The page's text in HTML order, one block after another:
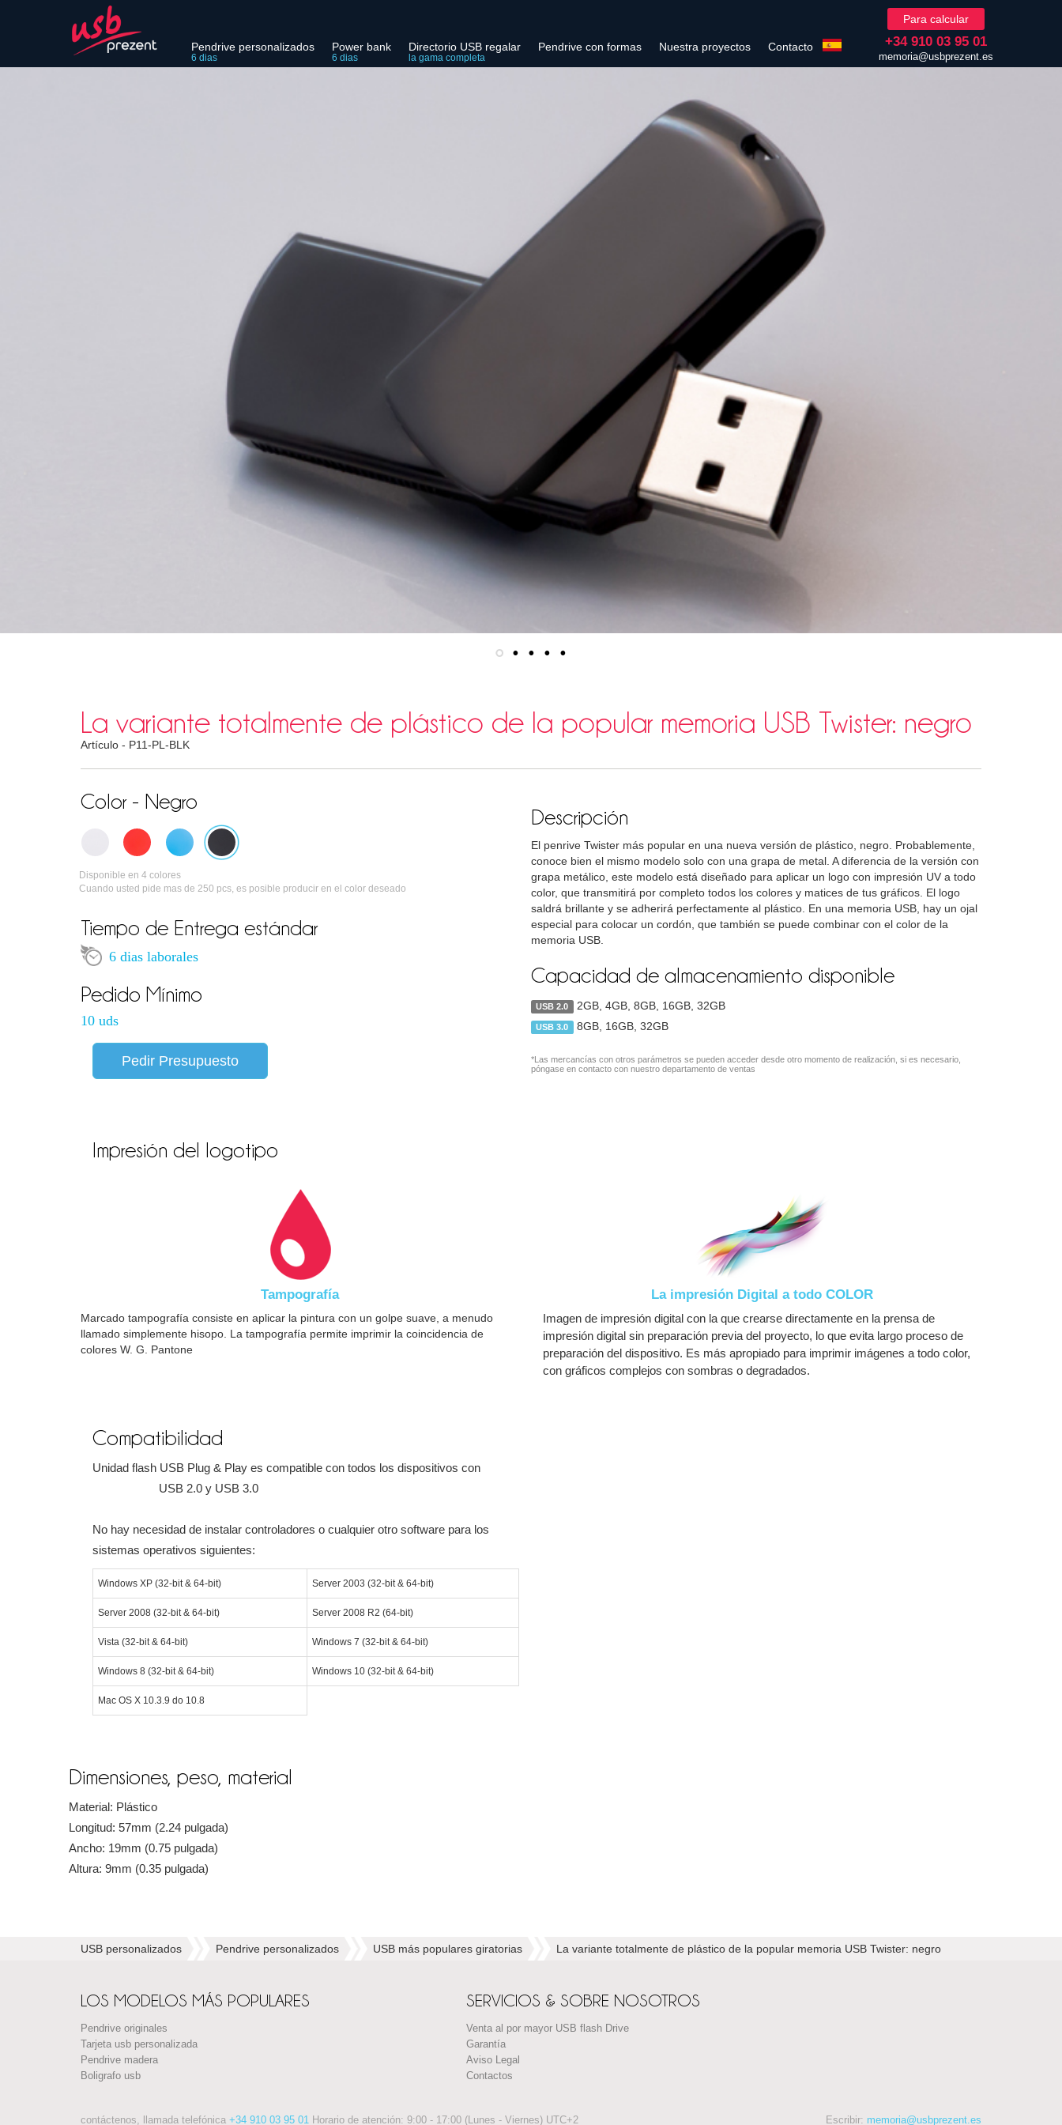
Pendrive personalizados
6 dias
Power bank
6 dias
Directorio USB regalar
la gama completa
Pendrive con formas Nuestra proyectos Contacto
Para calcular
+34 910 03 95 01
memoria@usbprezent.es
La variante totalmente de plástico de la popular memoria USB Twister: negro
Artículo - P11-PL-BLK
Color - Negro
Disponible en 4 colores
Cuando usted pide mas de 250 pcs, es posible producir en el color deseado
Tiempo de Entrega estándar
6 dias laborales
Pedido Mínimo
10 uds
Pedir Presupuesto
Descripción
El penrive Twister más popular en una nueva versión de plástico, negro. Probablemente,
conoce bien el mismo modelo solo con una grapa de metal. A diferencia de la versión con
grapa metálico, este modelo está diseñado para aplicar un logo con impresión UV a todo
color, que transmitirá por completo todos los colores y matices de tus gráficos. El logo
saldrá brillante y se adherirá perfectamente al plástico. En una memoria USB, hay un ojal
especial para colocar un cordón, que también se puede combinar con el color de la
memoria USB.
Capacidad de almacenamiento disponible
USB 2.0 2GB, 4GB, 8GB, 16GB, 32GB
USB 3.0 8GB, 16GB, 32GB
*Las mercancías con otros parámetros se pueden acceder desde otro momento de realización, si es necesario,
póngase en contacto con nuestro departamento de ventas
Impresión del logotipo
Tampografía
Marcado tampografía consiste en aplicar la pintura con un golpe suave, a menudo
llamado simplemente hisopo. La tampografía permite imprimir la coincidencia de
colores W. G. Pantone
La impresión Digital a todo COLOR
Imagen de impresión digital con la que crearse directamente en la prensa de
impresión digital sin preparación previa del proyecto, lo que evita largo proceso de
preparación del dispositivo. Es más apropiado para imprimir imágenes a todo color,
con gráficos complejos con sombras o degradados.
Compatibilidad
Unidad flash USB Plug & Play es compatible con todos los dispositivos con
USB 2.0 y USB 3.0
No hay necesidad de instalar controladores o cualquier otro software para los
sistemas operativos siguientes:
Windows XP (32-bit & 64-bit) Server 2003 (32-bit & 64-bit)
Server 2008 (32-bit & 64-bit) Server 2008 R2 (64-bit)
Vista (32-bit & 64-bit) Windows 7 (32-bit & 64-bit)
Windows 8 (32-bit & 64-bit) Windows 10 (32-bit & 64-bit)
Mac OS X 10.3.9 do 10.8
Dimensiones, peso, material
Material: Plástico
Longitud: 57mm (2.24 pulgada)
Ancho: 19mm (0.75 pulgada)
Altura: 9mm (0.35 pulgada)
USB personalizados Pendrive personalizados USB más populares giratorias La variante totalmente de plástico de la popular memoria USB Twister: negro
LOS MODELOS MÁS POPULARES
Pendrive originales
Tarjeta usb personalizada
Pendrive madera
Boligrafo usb
SERVICIOS & SOBRE NOSOTROS
Venta al por mayor USB flash Drive
Garantía
Aviso Legal
Сontactos
contáctenos, llamada telefónica +34 910 03 95 01 Horario de atención: 9:00 - 17:00 (Lunes - Viernes) UTC+2 Escribir: memoria@usbprezent.es